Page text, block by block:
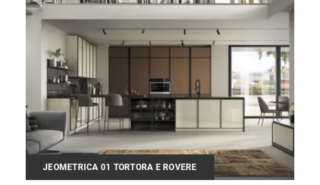
JEOMETRICA 01 TORTORA E ROVERE